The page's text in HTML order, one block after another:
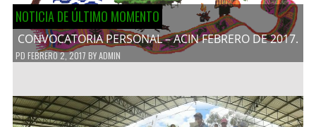
NOTICIA DE ÚLTIMO MOMENTO
CONVOCATORIA PERSONAL – ACIN FEBRERO DE 2017.
PD FEBRERO 2, 2017 BYADMIN